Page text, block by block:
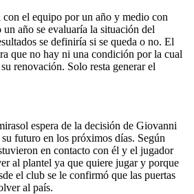
el equipo por un año y medio con
año se evaluaría la situación del
se definiría si se queda o no. El
que no hay ni una condición por la cual
renovación. Solo resta generar el
espera de la decisión de Giovanni
futuro en los próximos días. Según
en contacto con él y el jugador
al plantel ya que quiere jugar y porque
el club se le confirmó que las puertas
al país.